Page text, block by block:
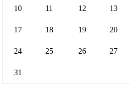
10 11 12 13
17 18 19 20
24 25 26 27
31